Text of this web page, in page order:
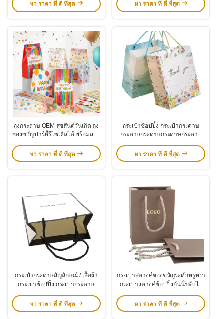
หา ราคา ที่ ดี ที่สุด
ฟอยล์ทอง
หา ราคา ที่ ดี ที่สุด
ถุงกระดาษ OEM สุขสันต์วันเกิด ถุง
ของขวัญปาร์ตี้รีไซเคิลได้ พร้อมสติก
หา ราคา ที่ ดี ที่สุด
กระเป๋าช้อปปิ้ง กระเป๋ากระดาษ
กระดาษกระดาษกระดาษกระดาษ
หา ราคา ที่ ดี ที่สุด
กระเป๋ากระดาษสัญลักษณ์ / เสื้อผ้า
กระเป๋าช้อปปิ้ง กระเป๋ากระดาษ
รองเท้าที่มีมือ
หา ราคา ที่ ดี ที่สุด
กระเป๋าสตางค์ของขวัญระดับหรูหรา
กระเป๋าสตางค์ช้อปปิ้งกันน้ําพับได้
หา ราคา ที่ ดี ที่สุด